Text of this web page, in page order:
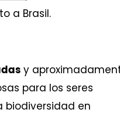
a Brasil.
y
para los seres
biodiversidad en